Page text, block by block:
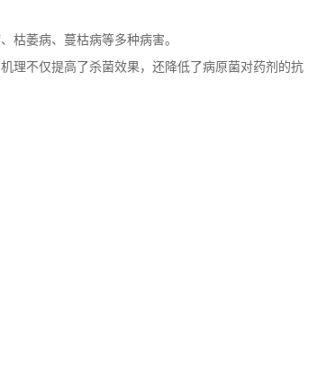
枯萎病、蔓枯病等多种病害。
理不仅提高了杀菌效果，还降低了病原菌对药剂的抗